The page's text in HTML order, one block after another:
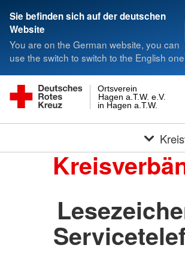
Sie befinden sich auf der deutschen
Website
You are on the German website, you can
use the switch to switch to the English one
in Hagen a.T.W.
Hagen a.T.W. e.V.
Ortsverein